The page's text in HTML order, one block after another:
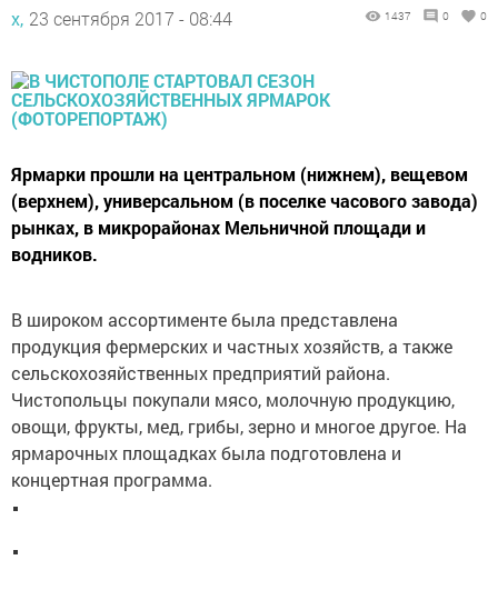
х, 23 сентября 2017 - 08:44 1437 0 0
Ярмарки прошли на центральном (нижнем), вещевом
(верхнем), универсальном (в поселке часового завода)
рынках, в микрорайонах Мельничной площади и
водников.
В широком ассортименте была представлена
продукция фермерских и частных хозяйств, а также
сельскохозяйственных предприятий района.
Чистопольцы покупали мясо, молочную продукцию,
овощи, фрукты, мед, грибы, зерно и многое другое. На
ярмарочных площадках была подготовлена и
концертная программа.